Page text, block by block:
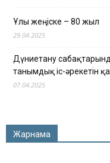
Ұлы жеңіске – 80 жыл
29.04.2025
Дүниетану
танымдық іс-әрекетін
07.04.2025
Жарнама